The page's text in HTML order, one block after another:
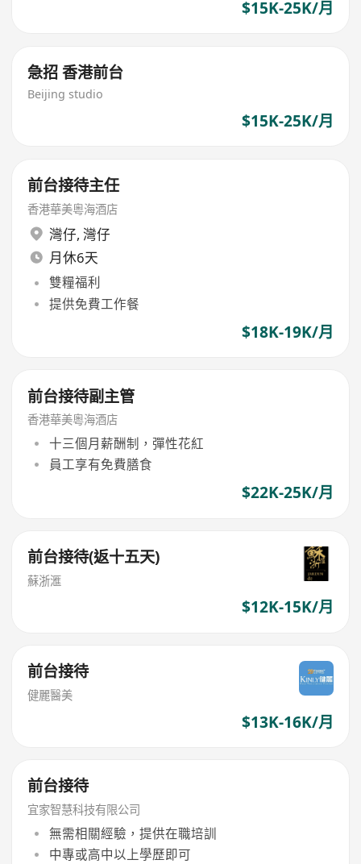
$15K-25K/月
急招 香港前台
Beijing studio
$15K-25K/月
前台接待主任
香港華美粵海酒店
灣仔, 灣仔
月休6天
雙糧福利
提供免費工作餐
$18K-19K/月
前台接待副主管
香港華美粵海酒店
十三個月薪酬制，彈性花紅
員工享有免費膳食
$22K-25K/月
前台接待(返十五天)
蘇浙滙
$12K-15K/月
前台接待
健麗醫美
$13K-16K/月
前台接待
宜家智慧科技有限公司
無需相關經驗，提供在職培訓
中專或高中以上學歷即可